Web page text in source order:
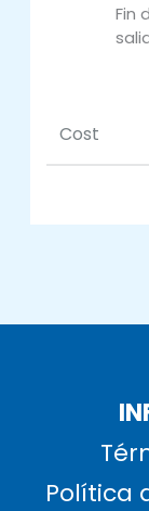
Cost
Fin
Política